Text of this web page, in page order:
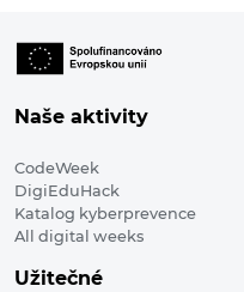
Naše aktivity
CodeWeek
DigiEduHack
Katalog kyberprevence
All digital weeks
Užitečné